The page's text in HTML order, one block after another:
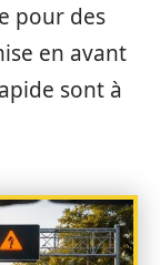
pour des
en avant
sont à